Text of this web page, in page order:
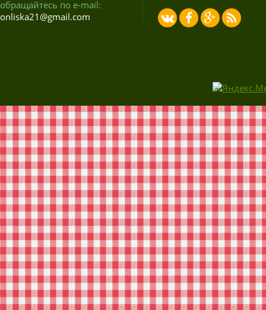
обращайтесь по e-mail:
onliska21@gmail.com